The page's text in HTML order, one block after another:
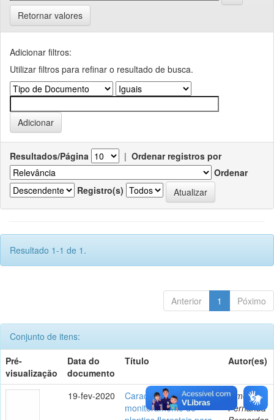
Retornar valores
Adicionar filtros:
Utilizar filtros para refinar o resultado de busca.
Resultados/Página | Ordenar registros por
Ordenar
Registro(s)
Resultado 1-1 de 1.
Anterior 1 Póximo
Conjunto de itens:
Pré-
visualização
Data do
documento
Título Autor(es)
19-fev-2020
Caracterização e
monitoramento de
Almeida,
Fernanda